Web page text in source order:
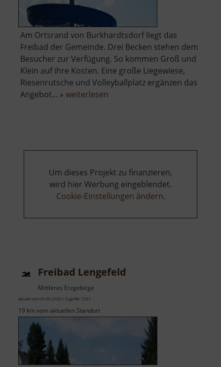
Am Ortsrand von Burkhardtsdorf liegt das
Freibad der Gemeinde. Drei Becken stehen dem
Besucher zur Verfügung. So kommen Groß und
Klein auf ihre Kosten. Eine große Liegewiese,
Riesenrutsche und Volleyballplatz ergänzen das
Angebot... » weiterlesen
Um dieses Projekt zu finanzieren,
wird hier Werbung eingeblendet.
Cookie-Einstellungen ändern.
Freibad Lengefeld
Mittleres Erzgebirge
aktuell vom 06.06.2026 / Zugriffe: 7327
19 km vom aktuellen Standort